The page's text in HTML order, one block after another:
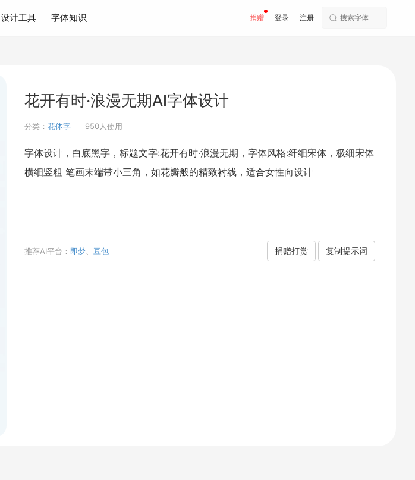
设计工具 字体知识 捐赠 登录 注册
花开有时·浪漫无期AI字体设计
分类： 花体字 950人使用
字体设计，白底黑字，标题文字:花开有时·浪漫无期，字体风格:纤细宋体，极细宋体
横细竖粗 笔画末端带小三角，如花瓣般的精致衬线，适合女性向设计
推荐AI平台： 即梦 豆包 捐赠打赏 复制提示词